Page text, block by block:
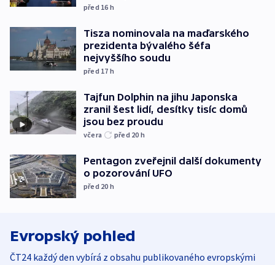
před 16 h
Tisza nominovala na maďarského
prezidenta bývalého šéfa
nejvyššího soudu
před 17 h
Tajfun Dolphin na jihu Japonska
zranil šest lidí, desítky tisíc domů
jsou bez proudu
včera před 20 h
Pentagon zveřejnil další dokumenty
o pozorování UFO
před 20 h
Evropský pohled
ČT24 každý den vybírá z obsahu publikovaného evropskými